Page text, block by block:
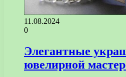
11.08.2024
0
Элегантные
ювелирной